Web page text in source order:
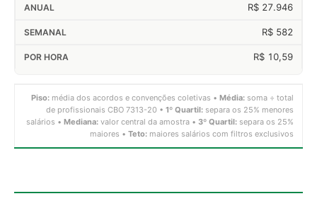
R$ 27.946
R$ 582
R$ 10,59
Piso: média dos acordos e convenções coletivas • Média: soma ÷ total
de profissionais CBO 7313-20 • 1º Quartil: separa os 25% menores
salários • Mediana: valor central da amostra • 3º Quartil: separa os 25%
maiores • Teto: maiores salários com filtros exclusivos